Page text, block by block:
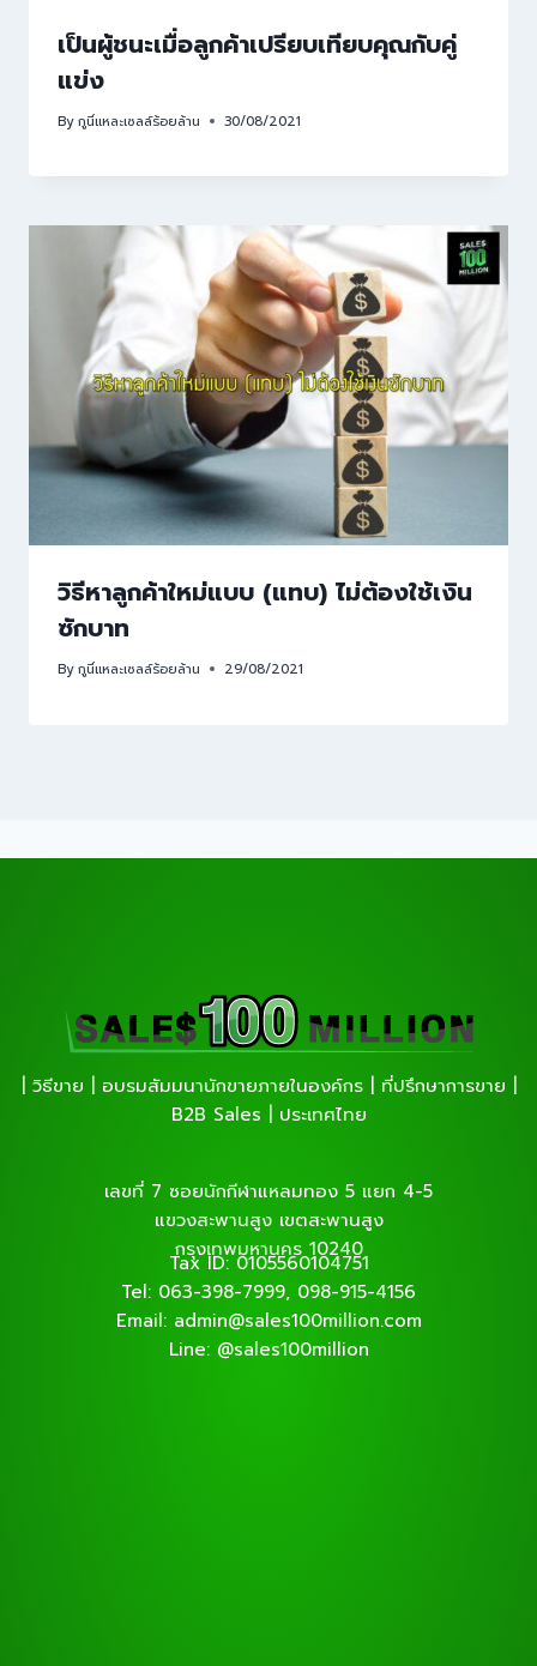
เป็นผู้ชนะเมื่อลูกค้าเปรียบเทียบคุณกับคู่
แข่ง
Byกูนี่แหละเซลล์ร้อยล้าน 30/08/2021
วิธีหาลูกค้าใหม่แบบ (แทบ) ไม่ต้องใช้เงิน
ซักบาท
Byกูนี่แหละเซลล์ร้อยล้าน 29/08/2021
| วิธีขาย | อบรมสัมมนานักขายภายในองค์กร | ที่ปรึกษาการขาย |
B2B Sales | ประเทศไทย
เลขที่ 7 ซอยนักกีฬาแหลมทอง 5 แยก 4-5
แขวงสะพานสูง เขตสะพานสูง
กรุงเทพมหานคร 10240
Tax ID: 0105560104751
Tel: 063-398-7999, 098-915-4156
Email: admin@sales100million.com
Line: @sales100million